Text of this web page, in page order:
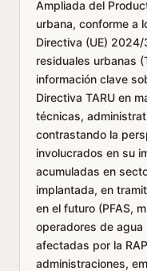
Ampliada del
urbana, conforme a
Directiva (UE)
residuales urbanas
información clave
Directiva TARU en
técnicas,
contrastando la
involucrados en su
acumuladas en
implantada, en
en el futuro (PFAS,
operadores de
afectadas por la
administraciones,